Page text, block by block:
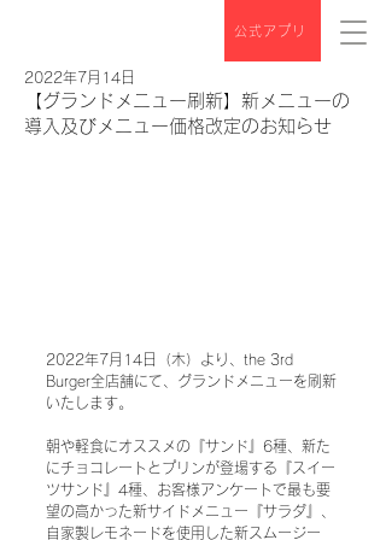
公式アプリ
【グランドメニュー刷新】新メニューの
導入及びメニュー価格改定のお知らせ
2022年7月14日
2022年7月14日（木）より、the 3rd
Burger全店舗にて、グランドメニューを刷新
いたします。
朝や軽食にオススメの『サンド』6種、新た
にチョコレートとプリンが登場する『スイー
ツサンド』4種、お客様アンケートで最も要
望の高かった新サイドメニュー『サラダ』、
自家製レモネードを使用した新スムージー